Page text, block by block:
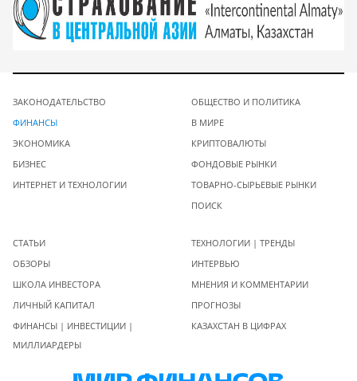
ЗАКОНОДАТЕЛЬСТВО
ФИНАНСЫ
ЭКОНОМИКА
БИЗНЕС
ИНТЕРНЕТ И ТЕХНОЛОГИИ
ОБЩЕСТВО И ПОЛИТИКА
В МИРЕ
КРИПТОВАЛЮТЫ
ФОНДОВЫЕ РЫНКИ
ТОВАРНО-СЫРЬЕВЫЕ РЫНКИ
ПОИСК
СТАТЬИ
ОБЗОРЫ
ШКОЛА ИНВЕСТОРА
ЛИЧНЫЙ КАПИТАЛ
ФИНАНСЫ | ИНВЕСТИЦИИ |
МИЛЛИАРДЕРЫ
ТЕХНОЛОГИИ | ТРЕНДЫ
ИНТЕРВЬЮ
МНЕНИЯ И КОММЕНТАРИИ
ПРОГНОЗЫ
КАЗАХСТАН В ЦИФРАХ